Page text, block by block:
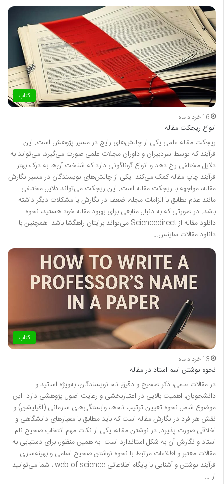
کتاب
16 خرداد ماه
انواع ریجکت مقاله
ریجکت مقاله علمی یکی از چالش‌های رایج در مسیر پژوهش است. این
فرآیند که توسط سردبیران و داوران مجلات علمی صورت می‌گیرد، می‌تواند به
دلایل مختلفی رخ دهد و انواع گوناگونی دارد که شناخت آن‌ها به درک بهتر
فرآیند چاپ مقاله کمک می‌کند. یکی از چالش‌های نویسندگان در مسیر نگارش
مقاله، مواجهه با ریجکت مقاله است. این ریجکت می‌تواند دلایل مختلفی
مانند عدم تطابق با الزامات مجله، ضعف در نگارش یا مشکلات دیگر داشته
باشد. در صورتی که به دنبال منابعی برای بهبود مقاله خود هستید، نحوه
دانلود مقاله از Sciencedirect می‌تواند برایتان راهگشا باشد. همچنین با
دانلود مقالات ساینس…
کتاب
13 خرداد ماه
نحوه نوشتن اسم استاد در مقاله
در مقالات علمی، ذکر صحیح و دقیق نام نویسندگان، به‌ویژه اساتید و
دانشجویان، اهمیت بالایی در اعتباربخشی و رعایت اصول پژوهشی دارد. این
موضوع شامل نحوه تعیین ترتیب نام‌ها، وابستگی‌های سازمانی (افیلیشن) و
نقش هر فرد در نگارش مقاله است که باید مطابق با معیارهای دانشگاهی و
اخلاقی صورت پذیرد. در نوشتن مقاله، یکی از نکات مهم انتخاب صحیح نام
استاد و نگارش آن به شکل استاندارد است. به همین منظور، برای دستیابی به
مقالات معتبر و اطلاعات مرتبط با نحوه نوشتن صحیح اسامی و بهینه‌سازی
فرآیند نوشتن و آشنایی با پایگاه اطلاعاتی web of science ، شما می‌توانید
از …